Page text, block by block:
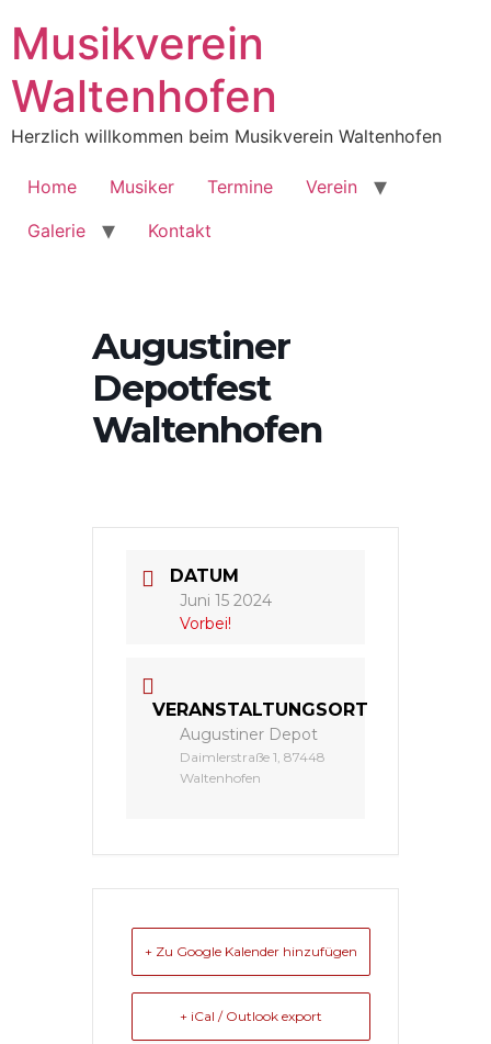
Musikverein
Waltenhofen
Herzlich willkommen beim Musikverein Waltenhofen
Home Musiker Termine
Verein
Galerie
Kontakt
Augustiner
Depotfest
Waltenhofen
DATUM
Juni 15 2024
Vorbei!
VERANSTALTUNGSORT
Augustiner Depot
Daimlerstraße 1, 87448
Waltenhofen
+ Zu Google Kalender hinzufügen
+ iCal / Outlook export